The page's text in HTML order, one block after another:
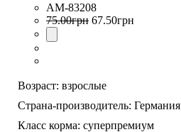
AM-83208
75.00грн 67.50грн
Возраст: взрослые
Страна-производитель: Германия
Класс корма: суперпремиум